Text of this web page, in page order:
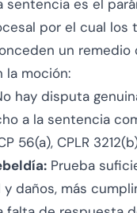
sentencia es el
por el cual los
un remedio
la moción:
hay disputa
a la sentencia
56(a), CPLR
Prueba
daños, más